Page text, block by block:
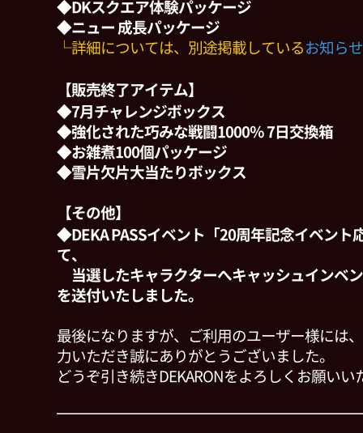
◆DKスクエア体験パッケージ
◆ニュー 成長パッケージ
└詳細については、別途掲載している お知らせ
【販売終了アイテム】
◆7月チャレンジボックス
◆強化された巧みな戦闘1000％ 7日交換箱
◆お雑煮100個パッケージ
◆雪片欠片大当たりボックス
【その他】
◆DEKA PASSイベント「20周年記念イベント
て、
当選したキャラクターへキャッシュインベ
を送付いたしました。
最後になりますが、ご利用のユーザー様には
力いただき誠にありがとうございました。
どうぞ引き続きDEKARONをよろしくお願いい